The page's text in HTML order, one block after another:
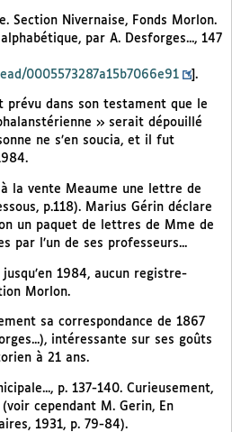
Section Nivernaise, Fonds Morlon.
par A. Desforges..., 147
0005573287a15b7066e91
].
prévu dans son testament que le
» serait dépouillé
ne s’en soucia, et il fut
la vente Meaume une lettre de
p.118). Marius Gérin déclare
un paquet de lettres de Mme de
par l’un de ses professeurs...
1984, aucun registre-
Morlon.
sa correspondance de 1867
intéressante sur ses goûts
à 21 ans.
p. 137-140. Curieusement,
cependant M. Gerin, En
1931, p. 79-84).